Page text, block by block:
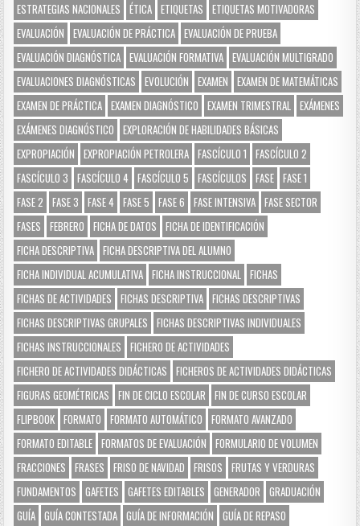
ESTRATEGIAS NACIONALES
ÉTICA ETIQUETAS
ETIQUETAS MOTIVADORAS
EVALUACIÓN
EVALUACIÓN DE PRÁCTICA EVALUACIÓN DE PRUEBA
EVALUACIÓN DIAGNÓSTICA EVALUACIÓN FORMATIVA EVALUACIÓN MULTIGRADO
EVALUACIONES DIAGNÓSTICAS
EVOLUCIÓN EXAMEN
EXAMEN DE MATEMÁTICAS
EXAMEN DE PRÁCTICA EXAMEN DIAGNÓSTICO EXAMEN TRIMESTRAL EXÁMENES
EXÁMENES DIAGNÓSTICO
EXPLORACIÓN DE HABILIDADES BÁSICAS
EXPROPIACIÓN
EXPROPIACIÓN PETROLERA FASCÍCULO 1
FASCÍCULO 2
FASCÍCULO 3
FASCÍCULO 4 FASCÍCULO 5 FASCÍCULOS FASE FASE 1
FASE 2
FASE 3 FASE 4 FASE 5 FASE 6 FASE INTENSIVA FASE SECTOR
FASES
FEBRERO FICHA DE DATOS
FICHA DE IDENTIFICACIÓN
FICHA DESCRIPTIVA FICHA DESCRIPTIVA DEL ALUMNO
FICHA INDIVIDUAL ACUMULATIVA FICHA INSTRUCCIONAL FICHAS
FICHAS DE ACTIVIDADES
FICHAS DESCRIPTIVA FICHAS DESCRIPTIVAS
FICHAS DESCRIPTIVAS GRUPALES
FICHAS DESCRIPTIVAS INDIVIDUALES
FICHAS INSTRUCCIONALES
FICHERO DE ACTIVIDADES
FICHERO DE ACTIVIDADES DIDÁCTICAS
FICHEROS DE ACTIVIDADES DIDÁCTICAS
FIGURAS GEOMÉTRICAS
FIN DE CICLO ESCOLAR
FIN DE CURSO ESCOLAR
FLIPBOOK FORMATO FORMATO AUTOMÁTICO
FORMATO AVANZADO
FORMATO EDITABLE FORMATOS DE EVALUACIÓN
FORMULARIO DE VOLUMEN
FRACCIONES
FRASES FRISO DE NAVIDAD FRISOS
FRUTAS Y VERDURAS
FUNDAMENTOS
GAFETES GAFETES EDITABLES GENERADOR
GRADUACIÓN
GUÍA GUÍA CONTESTADA GUÍA DE INFORMACIÓN
GUÍA DE REPASO